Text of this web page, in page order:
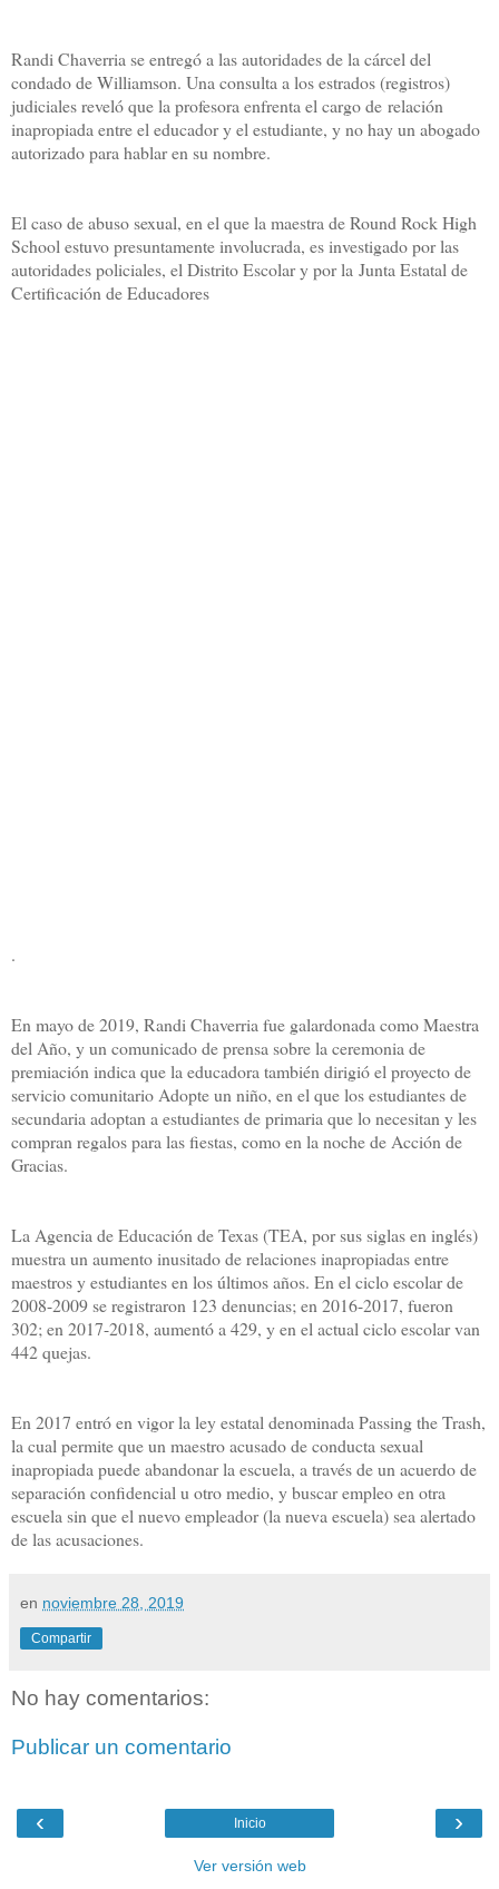
Randi Chaverria se entregó a las autoridades de la cárcel del
condado de Williamson. Una consulta a los estrados (registros)
judiciales reveló que la profesora enfrenta el cargo de relación
inapropiada entre el educador y el estudiante, y no hay un abogado
autorizado para hablar en su nombre.
El caso de abuso sexual, en el que la maestra de Round Rock High
School estuvo presuntamente involucrada, es investigado por las
autoridades policiales, el Distrito Escolar y por la Junta Estatal de
Certificación de Educadores
.
En mayo de 2019, Randi Chaverria fue galardonada como Maestra
del Año, y un comunicado de prensa sobre la ceremonia de
premiación indica que la educadora también dirigió el proyecto de
servicio comunitario Adopte un niño, en el que los estudiantes de
secundaria adoptan a estudiantes de primaria que lo necesitan y les
compran regalos para las fiestas, como en la noche de Acción de
Gracias.
La Agencia de Educación de Texas (TEA, por sus siglas en inglés)
muestra un aumento inusitado de relaciones inapropiadas entre
maestros y estudiantes en los últimos años. En el ciclo escolar de
2008-2009 se registraron 123 denuncias; en 2016-2017, fueron
302; en 2017-2018, aumentó a 429, y en el actual ciclo escolar van
442 quejas.
En 2017 entró en vigor la ley estatal denominada Passing the Trash,
la cual permite que un maestro acusado de conducta sexual
inapropiada puede abandonar la escuela, a través de un acuerdo de
separación confidencial u otro medio, y buscar empleo en otra
escuela sin que el nuevo empleador (la nueva escuela) sea alertado
de las acusaciones.
en noviembre 28, 2019
Compartir
No hay comentarios:
Publicar un comentario
‹ ›
Inicio
Ver versión web